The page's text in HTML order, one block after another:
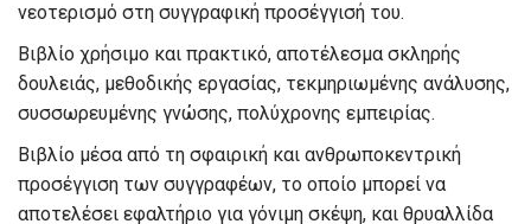
νεοτερισμό στη συγγραφική προσέγγισή του.
Βιβλίο χρήσιμο και πρακτικό, αποτέλεσμα σκληρής
δουλειάς, μεθοδικής εργασίας, τεκμηριωμένης ανάλυσης,
συσσωρευμένης γνώσης, πολύχρονης εμπειρίας.
Βιβλίο μέσα από τη σφαιρική και ανθρωποκεντρική
προσέγγιση των συγγραφέων, το οποίο μπορεί να
αποτελέσει εφαλτήριο για γόνιμη σκέψη, και θρυαλλίδα